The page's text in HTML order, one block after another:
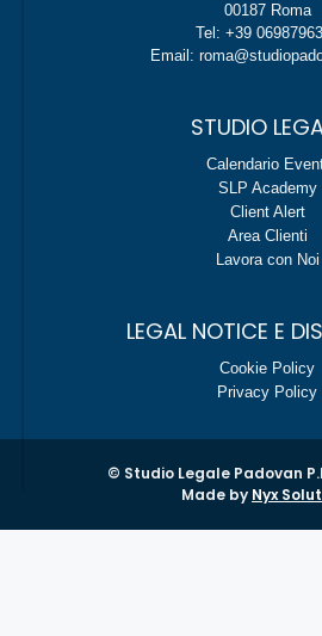
00187 Roma
Tel: +39
Email:
STUDIO
Calendario
SLP Academy
Client Alert
Area Clienti
Lavora con Noi
LEGAL NOTICE E
Cookie Policy
Privacy Policy
© Studio Legale Padovan
Made by Nyx